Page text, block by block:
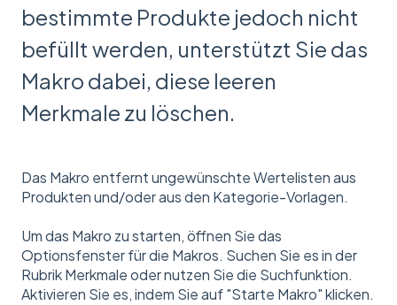
bestimmte Produkte jedoch nicht
befüllt werden, unterstützt Sie das
Makro dabei, diese leeren
Merkmale zu löschen.
Das Makro entfernt ungewünschte Wertelisten aus
Produkten und/oder aus den Kategorie-Vorlagen.
Um das Makro zu starten, öffnen Sie das
Optionsfenster für die Makros. Suchen Sie es in der
Rubrik Merkmale oder nutzen Sie die Suchfunktion.
Aktivieren Sie es, indem Sie auf "Starte Makro" klicken.​​​​​​​